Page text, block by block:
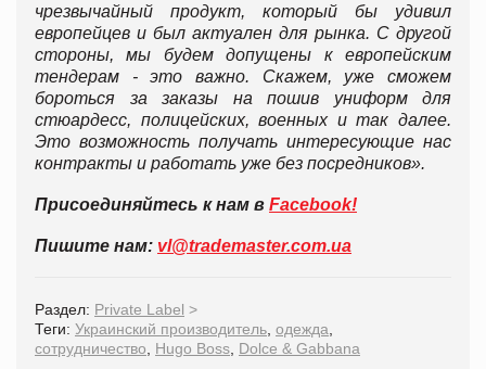
чрезвычайный продукт, который бы удивил
европейцев и был актуален для рынка. С другой
стороны, мы будем допущены к европейским
тендерам - это важно. Скажем, уже сможем
бороться за заказы на пошив униформ для
стюардесс, полицейских, военных и так далее.
Это возможность получать интересующие нас
контракты и работать уже без посредников».
Присоединяйтесь к нам в Facebook!
Пишите нам: vl@trademaster.com.ua
Раздел: Private Label >
Теги: Украинский производитель одежда
сотрудничество
Hugo Boss Dolce & Gabbana